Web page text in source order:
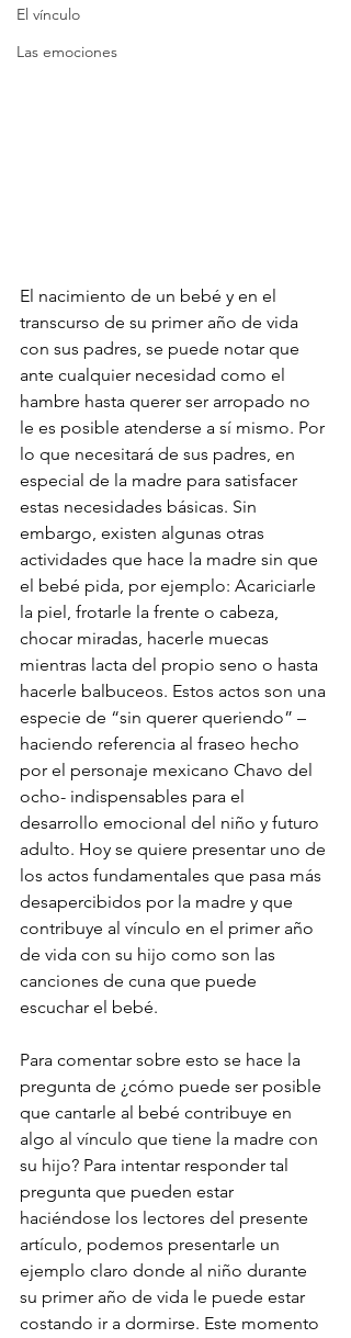
El vínculo
Las emociones
El nacimiento de un bebé y en el
transcurso de su primer año de vida
con sus padres, se puede notar que
ante cualquier necesidad como el
hambre hasta querer ser arropado no
le es posible atenderse a sí mismo. Por
lo que necesitará de sus padres, en
especial de la madre para satisfacer
estas necesidades básicas. Sin
embargo, existen algunas otras
actividades que hace la madre sin que
el bebé pida, por ejemplo: Acariciarle
la piel, frotarle la frente o cabeza,
chocar miradas, hacerle muecas
mientras lacta del propio seno o hasta
hacerle balbuceos. Estos actos son una
especie de “sin querer queriendo” –
haciendo referencia al fraseo hecho
por el personaje mexicano Chavo del
ocho- indispensables para el
desarrollo emocional del niño y futuro
adulto. Hoy se quiere presentar uno de
los actos fundamentales que pasa más
desapercibidos por la madre y que
contribuye al vínculo en el primer año
de vida con su hijo como son las
canciones de cuna que puede
escuchar el bebé.
Para comentar sobre esto se hace la
pregunta de ¿cómo puede ser posible
que cantarle al bebé contribuye en
algo al vínculo que tiene la madre con
su hijo? Para intentar responder tal
pregunta que pueden estar
haciéndose los lectores del presente
artículo, podemos presentarle un
ejemplo claro donde al niño durante
su primer año de vida le puede estar
costando ir a dormirse. Este momento